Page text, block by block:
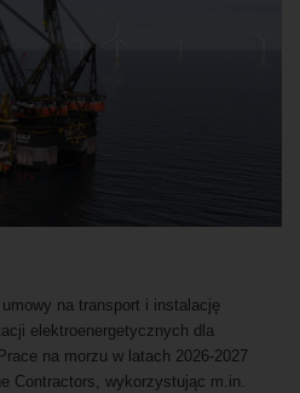
na transport i instalację
elektroenergetycznych dla
na morzu w latach 2026-2027
Contractors, wykorzystując m.in.